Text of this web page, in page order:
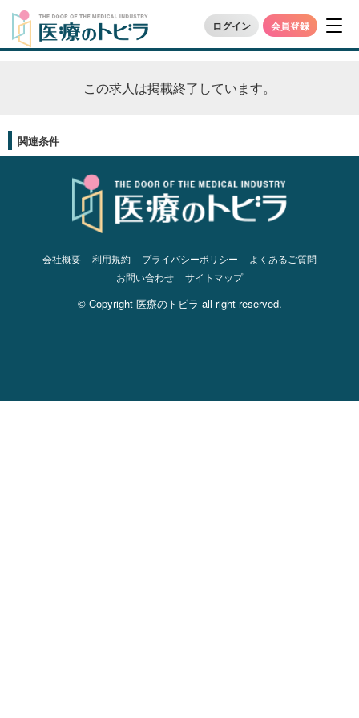
ログイン 会員登録
この求人は掲載終了しています。
関連条件
会社概要 利用規約 プライバシーポリシー
よくあるご質問
お問い合わせ
サイトマップ
© Copyright 医療のトビラ all right reserved.